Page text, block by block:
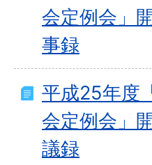
会定例会」
事録
平成25年度
会定例会」
議録